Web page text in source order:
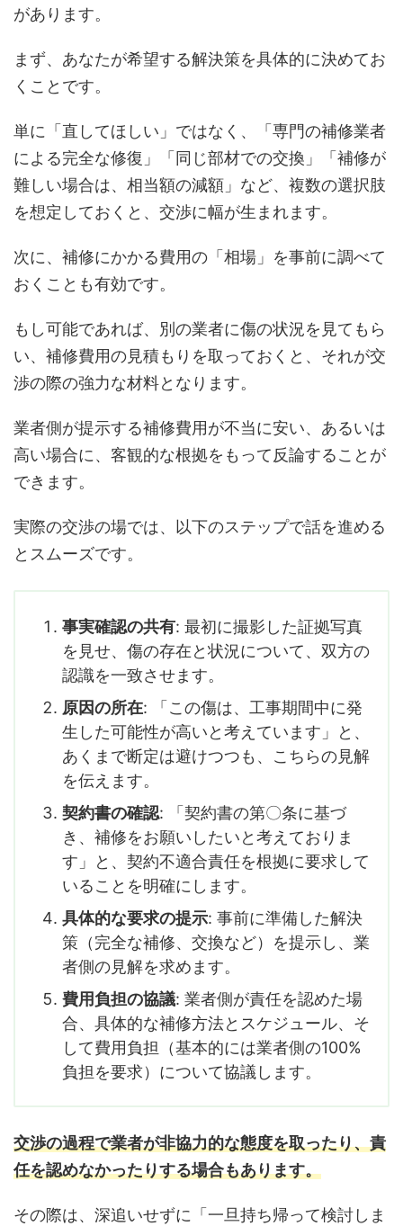
があります。
まず、あなたが希望する解決策を具体的に決めてお
くことです。
単に「直してほしい」ではなく、「専門の補修業者
による完全な修復」「同じ部材での交換」「補修が
難しい場合は、相当額の減額」など、複数の選択肢
を想定しておくと、交渉に幅が生まれます。
次に、補修にかかる費用の「相場」を事前に調べて
おくことも有効です。
もし可能であれば、別の業者に傷の状況を見てもら
い、補修費用の見積もりを取っておくと、それが交
渉の際の強力な材料となります。
業者側が提示する補修費用が不当に安い、あるいは
高い場合に、客観的な根拠をもって反論することが
できます。
実際の交渉の場では、以下のステップで話を進める
とスムーズです。
事実確認の共有: 最初に撮影した証拠写真
を見せ、傷の存在と状況について、双方の
認識を一致させます。
原因の所在: 「この傷は、工事期間中に発
生した可能性が高いと考えています」と、
あくまで断定は避けつつも、こちらの見解
を伝えます。
契約書の確認: 「契約書の第〇条に基づ
き、補修をお願いしたいと考えておりま
す」と、契約不適合責任を根拠に要求して
いることを明確にします。
具体的な要求の提示: 事前に準備した解決
策（完全な補修、交換など）を提示し、業
者側の見解を求めます。
費用負担の協議: 業者側が責任を認めた場
合、具体的な補修方法とスケジュール、そ
して費用負担（基本的には業者側の100%
負担を要求）について協議します。
交渉の過程で業者が非協力的な態度を取ったり、責
任を認めなかったりする場合もあります。
その際は、深追いせずに「一旦持ち帰って検討しま